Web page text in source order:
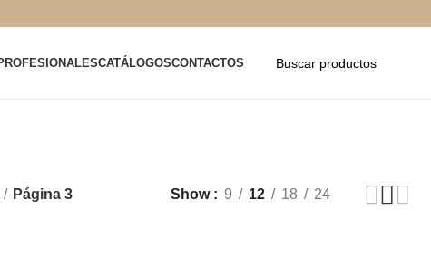
CATÁLOGOSCONTACTOS
Página 3 Show 9 12 18 24